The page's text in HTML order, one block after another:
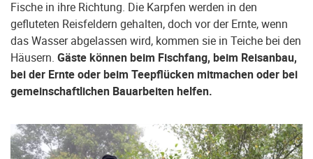
Fische in ihre Richtung. Die Karpfen werden in den
gefluteten Reisfeldern gehalten, doch vor der Ernte, wenn
das Wasser abgelassen wird, kommen sie in Teiche bei den
Häusern. Gäste können beim Fischfang, beim Reisanbau,
bei der Ernte oder beim Teepflücken mitmachen oder bei
gemeinschaftlichen Bauarbeiten helfen.